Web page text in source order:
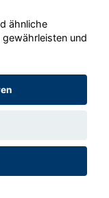
- 2026
ähnliche
und